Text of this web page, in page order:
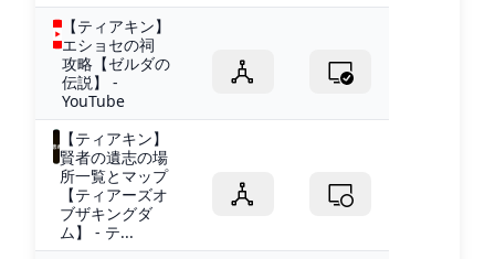
【ティアキン】
エショセの祠
攻略【ゼルダの
伝説】 -
YouTube
【ティアキン】
賢者の遺志の場
所一覧とマップ
【ティアーズオ
ブザキングダ
ム】 - テ...